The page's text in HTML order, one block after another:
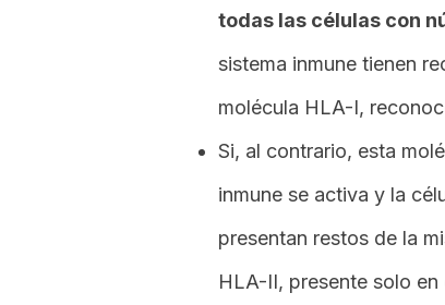
todas las células con
sistema inmune tienen
molécula HLA-I,
Si, al contrario, esta
inmune se activa y la
presentan restos de la
HLA-II, presente solo en